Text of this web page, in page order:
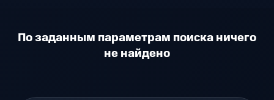
По заданным параметрам поиска ничего
не найдено